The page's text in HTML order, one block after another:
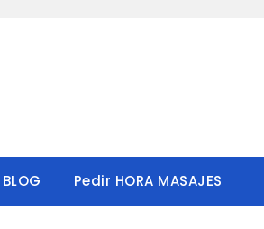
BLOG Pedir HORA MASAJES